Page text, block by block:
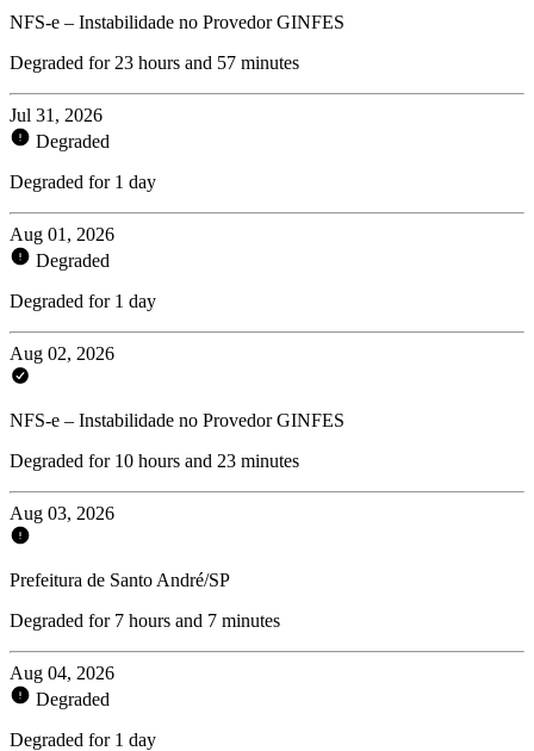
NFS-e – Instabilidade no Provedor GINFES
Degraded for 23 hours and 57 minutes
Jul 31, 2026
Degraded
Degraded for 1 day
Aug 01, 2026
Degraded
Degraded for 1 day
Aug 02, 2026
NFS-e – Instabilidade no Provedor GINFES
Degraded for 10 hours and 23 minutes
Aug 03, 2026
Prefeitura de Santo André/SP
Degraded for 7 hours and 7 minutes
Aug 04, 2026
Degraded
Degraded for 1 day